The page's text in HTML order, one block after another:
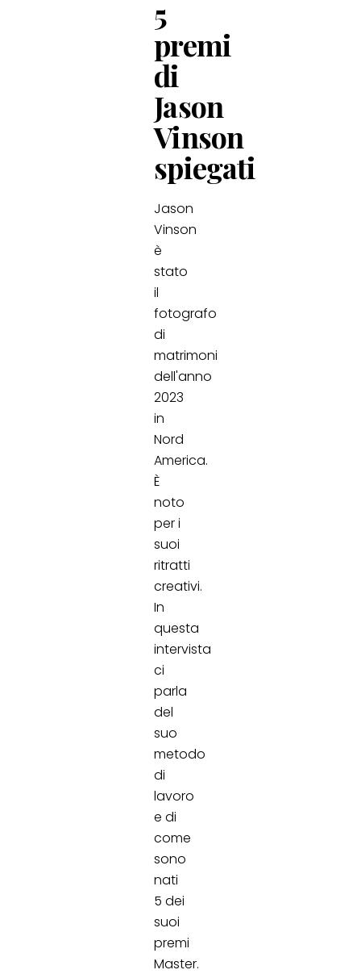
5
premi
di
Jason
Vinson
spiegati
Jason
Vinson
è
stato
il
fotografo
di
matrimoni
dell'anno
2023
in
Nord
America.
È
noto
per i
suoi
ritratti
creativi.
In
questa
intervista
ci
parla
del
suo
metodo
di
lavoro
e di
come
sono
nati
5 dei
suoi
premi
Master.